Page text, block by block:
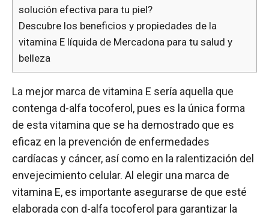
solución efectiva para tu piel?
Descubre los beneficios y propiedades de la
vitamina E líquida de Mercadona para tu salud y
belleza
La mejor marca de vitamina E sería aquella que
contenga d-alfa tocoferol, pues es la única forma
de esta vitamina que se ha demostrado que es
eficaz en la prevención de enfermedades
cardíacas y cáncer, así como en la ralentización del
envejecimiento celular. Al elegir una marca de
vitamina E, es importante asegurarse de que esté
elaborada con d-alfa tocoferol para garantizar la